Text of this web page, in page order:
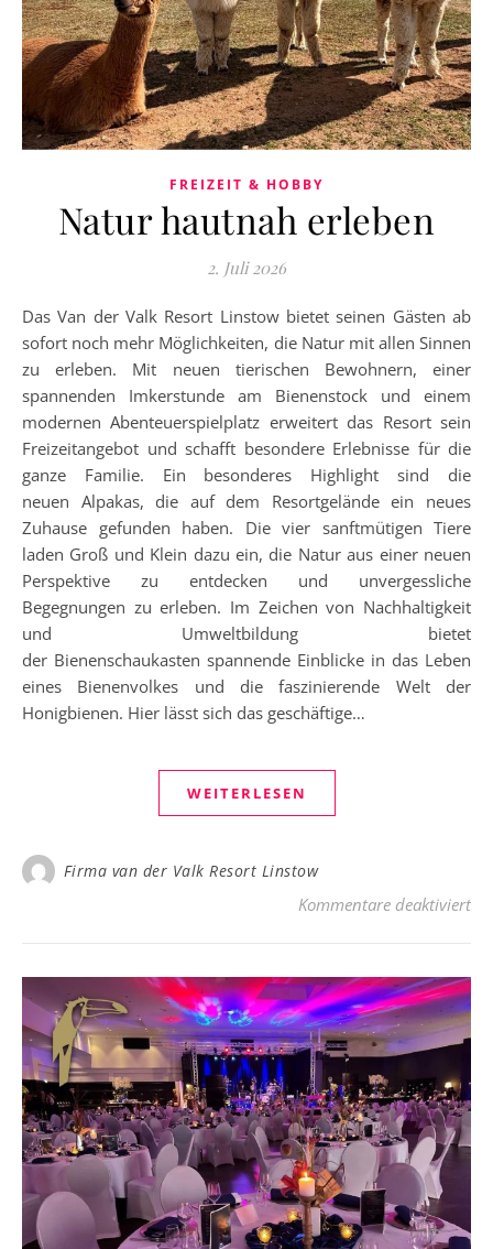
FREIZEIT & HOBBY
Natur hautnah erleben
2. Juli 2026
Das Van der Valk Resort Linstow bietet seinen Gästen ab
sofort noch mehr Möglichkeiten, die Natur mit allen Sinnen
zu erleben. Mit neuen tierischen Bewohnern, einer
spannenden Imkerstunde am Bienenstock und einem
modernen Abenteuerspielplatz erweitert das Resort sein
Freizeitangebot und schafft besondere Erlebnisse für die
ganze Familie. Ein besonderes Highlight sind die
neuen Alpakas, die auf dem Resortgelände ein neues
Zuhause gefunden haben. Die vier sanftmütigen Tiere
laden Groß und Klein dazu ein, die Natur aus einer neuen
Perspektive zu entdecken und unvergessliche
Begegnungen zu erleben. Im Zeichen von Nachhaltigkeit
und Umweltbildung bietet
der Bienenschaukasten spannende Einblicke in das Leben
eines Bienenvolkes und die faszinierende Welt der
Honigbienen. Hier lässt sich das geschäftige…
WEITERLESEN
Firma van der Valk Resort Linstow
Kommentare deaktiviert